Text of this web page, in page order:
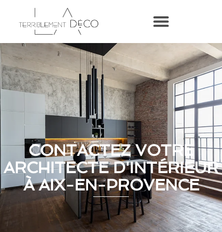
CONTACTEZ VOTRE
ARCHITECTE D'INTÉRIEUR
À AIX-EN-PROVENCE